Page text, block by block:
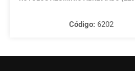
Código: 6202